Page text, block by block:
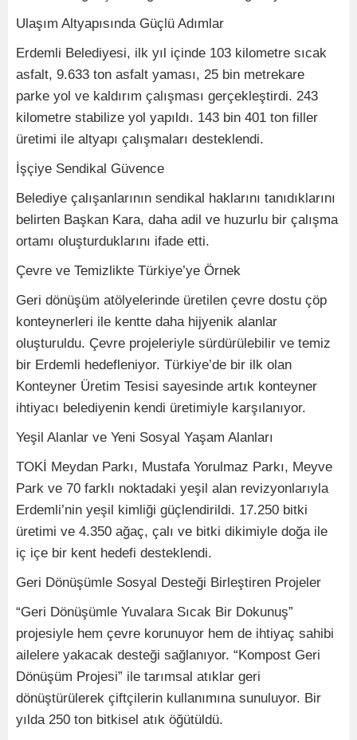
Ulaşım Altyapısında Güçlü Adımlar
Erdemli Belediyesi, ilk yıl içinde 103 kilometre sıcak
asfalt, 9.633 ton asfalt yaması, 25 bin metrekare
parke yol ve kaldırım çalışması gerçekleştirdi. 243
kilometre stabilize yol yapıldı. 143 bin 401 ton filler
üretimi ile altyapı çalışmaları desteklendi.
İşçiye Sendikal Güvence
Belediye çalışanlarının sendikal haklarını tanıdıklarını
belirten Başkan Kara, daha adil ve huzurlu bir çalışma
ortamı oluşturduklarını ifade etti.
Çevre ve Temizlikte Türkiye’ye Örnek
Geri dönüşüm atölyelerinde üretilen çevre dostu çöp
konteynerleri ile kentte daha hijyenik alanlar
oluşturuldu. Çevre projeleriyle sürdürülebilir ve temiz
bir Erdemli hedefleniyor. Türkiye’de bir ilk olan
Konteyner Üretim Tesisi sayesinde artık konteyner
ihtiyacı belediyenin kendi üretimiyle karşılanıyor.
Yeşil Alanlar ve Yeni Sosyal Yaşam Alanları
TOKİ Meydan Parkı, Mustafa Yorulmaz Parkı, Meyve
Park ve 70 farklı noktadaki yeşil alan revizyonlarıyla
Erdemli’nin yeşil kimliği güçlendirildi. 17.250 bitki
üretimi ve 4.350 ağaç, çalı ve bitki dikimiyle doğa ile
iç içe bir kent hedefi desteklendi.
Geri Dönüşümle Sosyal Desteği Birleştiren Projeler
“Geri Dönüşümle Yuvalara Sıcak Bir Dokunuş”
projesiyle hem çevre korunuyor hem de ihtiyaç sahibi
ailelere yakacak desteği sağlanıyor. “Kompost Geri
Dönüşüm Projesi” ile tarımsal atıklar geri
dönüştürülerek çiftçilerin kullanımına sunuluyor. Bir
yılda 250 ton bitkisel atık öğütüldü.